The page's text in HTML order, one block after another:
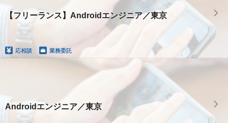
【フリーランス】Androidエンジニア／東京
応相談 業務委託
Androidエンジニア／東京